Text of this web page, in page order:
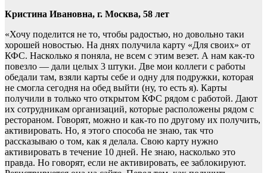
Кристина Ивановна, г. Москва, 58 лет
«Хочу поделится не то, чтобы радостью, но довольно таки
хорошей новостью. На днях получила карту «Для своих» от
КФС. Насколько я поняла, не всем с этим везет. А нам как-то
повезло — дали целых 3 штуки. Две мои коллеги с работы
обедали там, взяли карты себе и одну для подружки, которая
не смогла сегодня на обед выйти (ну, то есть я). Карты
получили в только что открытом КФС рядом с работой. Дают
их сотрудникам организаций, которые расположены рядом с
рестораном. Говорят, можно и как-то по другому их получить,
активировать. Но, я этого способа не знаю, так что
рассказываю о том, как я делала. Свою карту нужно
активировать в течение 10 дней. Не знаю, насколько это
правда. Но говорят, если не активировать, ее заблокируют.